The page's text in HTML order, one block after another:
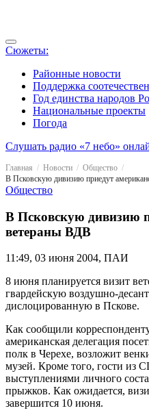
Сюжеты:
Районные новости
Поддержка
Год единства народов
Национальные проекты
Погода
Слушать радио «7 небо»
Главная Новости
Общество
В Псковскую дивизию приедут
Общество
В Псковскую дивизию
ветераны ВДВ
11:49, 03 июня 2004, ПАИ
8 июня планируется визит
гвардейскую воздушно-
дислоцированную в Пскове.
Как сообщили
американская делегация
полк в Черехе, возложит
музей. Кроме того, гости из
выступлениями личного
прыжков. Как ожидается,
завершится 10 июня.